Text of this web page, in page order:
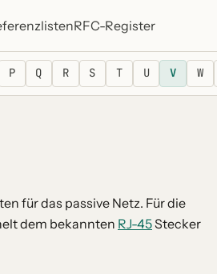
RFC-Register
P Q R S T U V W
für das passive Netz. Für die
dem bekannten RJ-45Stecker